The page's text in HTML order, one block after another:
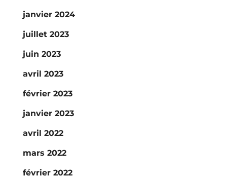
janvier 2024
juillet 2023
juin 2023
avril 2023
février 2023
janvier 2023
avril 2022
mars 2022
février 2022